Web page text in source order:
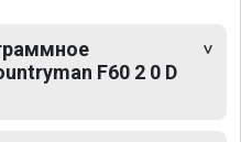
F60 2 0 D